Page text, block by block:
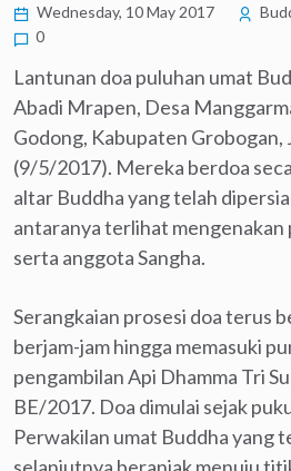
Wednesday, 10 May 2017
0
Lantunan doa puluhan umat
Abadi Mrapen, Desa
Godong, Kabupaten Grobogan,
(9/5/2017). Mereka berdoa
altar Buddha yang telah
antaranya terlihat mengenakan
serta anggota Sangha.
Serangkaian prosesi doa terus
berjam-jam hingga memasuki
pengambilan Api Dhamma Tri
BE/2017. Doa dimulai sejak
Perwakilan umat Buddha yang